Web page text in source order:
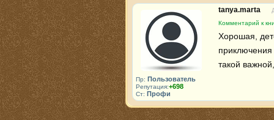
Пр: Пользователь
Репутация:+698
Ст: Профи
tanya.marta
Комментарий к
Хорошая,
приключения
такой